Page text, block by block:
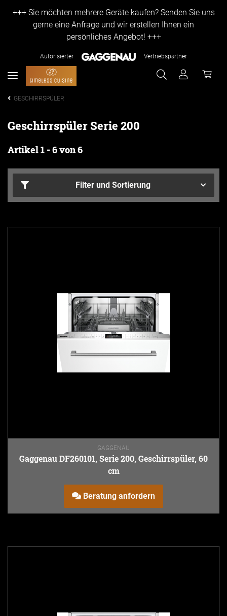
+++ Sie möchten mehrere Geräte kaufen? Senden Sie uns
gerne eine Anfrage und wir erstellen Ihnen ein
persönliches Angebot! +++
Autorisierter Vertriebspartner
GESCHIRRSPÜLER
Geschirrspüler Serie 200
Artikel 1 - 6 von 6
Filter und Sortierung
GAGGENAU
Gaggenau DF260101, Serie 200, Geschirrspüler, 60
cm
Beratung anfordern